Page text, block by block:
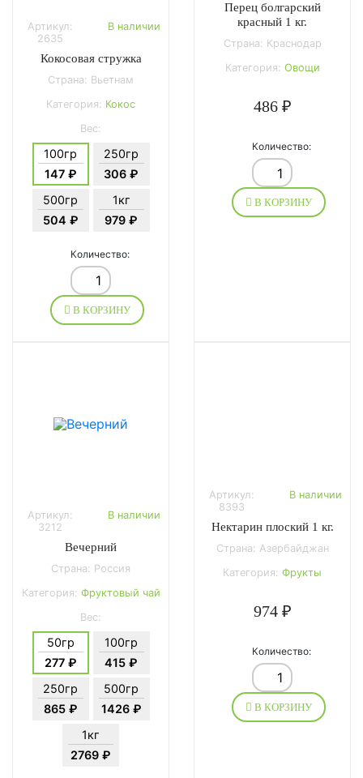
Артикул:
2635
В наличии
Кокосовая стружка
Страна: Вьетнам
Категория: Кокос
Вес:
100гр
147 ₽
250гр
306 ₽
500гр
504 ₽
1кг
979 ₽
Количество:
В КОРЗИНУ
Перец болгарский
красный 1 кг.
Страна: Краснодар
Категория: Овощи
486 ₽
Количество:
В КОРЗИНУ
Артикул:
3212
В наличии
Вечерний
Страна: Россия
Категория: Фруктовый чай
Вес:
50гр
277 ₽
100гр
415 ₽
250гр
865 ₽
500гр
1426 ₽
1кг
2769 ₽
Артикул:
8393
В наличии
Нектарин плоский 1 кг.
Страна: Азербайджан
Категория: Фрукты
974 ₽
Количество:
В КОРЗИНУ